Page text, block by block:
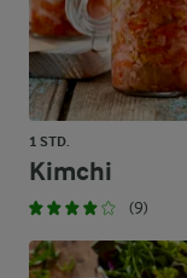
1 STD.
Kimchi
(9)